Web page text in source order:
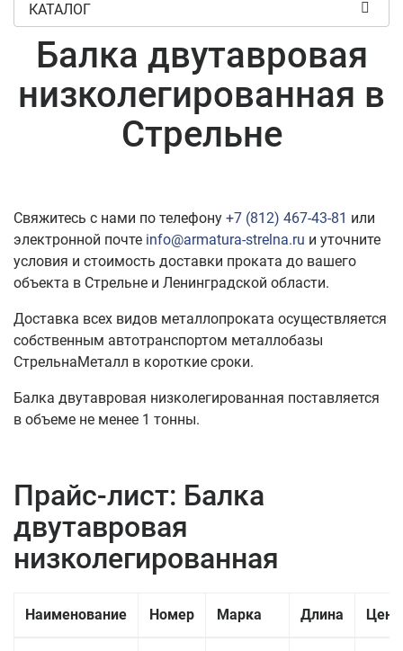
КАТАЛОГ
Балка двутавровая
низколегированная в
Стрельне
Свяжитесь с нами по телефону +7 (812) 467-43-81 или
электронной почте info@armatura-strelna.ru и уточните
условия и стоимость доставки проката до вашего
объекта в Стрельне и Ленинградской области.
Доставка всех видов металлопроката осуществляется
собственным автотранспортом металлобазы
СтрельнаМеталл в короткие сроки.
Балка двутавровая низколегированная поставляется
в объеме не менее 1 тонны.
Прайс-лист: Балка
двутавровая
низколегированная
Наименование Номер Марка Длина Цена